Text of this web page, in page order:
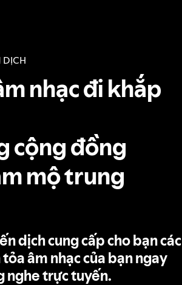
DỊCH
nhạc đi khắp
cộng đồng
mộ trung
dịch cung cấp cho bạn các
âm nhạc của bạn ngay
nghe trực tuyến.